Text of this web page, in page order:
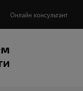
Онлайн консультант